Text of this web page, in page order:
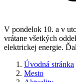
V pondelok 10. a v
vrátane všetkých
elektrickej energie.
Úvodná stránka
Mesto